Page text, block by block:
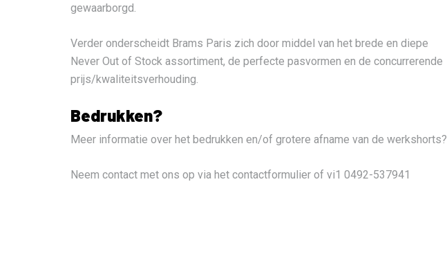
gewaarborgd.
Verder onderscheidt Brams Paris zich door middel van het brede en diepe
Never Out of Stock assortiment, de perfecte pasvormen en de concurrerende
prijs/kwaliteitsverhouding.
Bedrukken?
Meer informatie over het bedrukken en/of grotere afname van de werkshorts?
Neem contact met ons op via het contactformulier of vi1 0492-537941